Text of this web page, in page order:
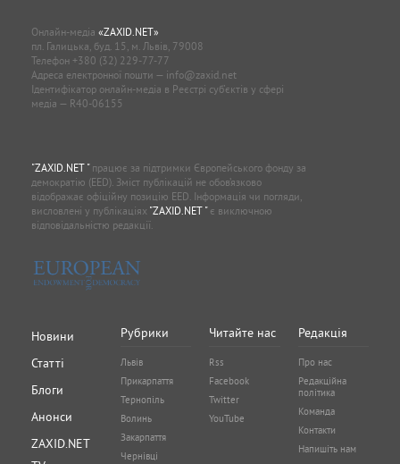
Онлайн-медіа «ZAXID.NET»
пл. Галицька, буд. 15, м. Львів, 79008
Телефон +380 (32) 229-77-77
Адреса електронної пошти — info@zaxid.net
Ідентифікатор онлайн-медіа в Реєстрі суб'єктів у сфері
медіа — R40-06155
"ZAXID.NET "працює за підтримки Європейського фонду за
демократію (EED). Зміст публікацій не обов’язково
відображає офіційну позицію EED. Інформація чи погляди,
висловлені у публікаціях "ZAXID.NET "є виключною
відповідальністю редакції.
Новини
Статті
Блоги
Анонси
ZAXID.NET
Рубрики
Львів
Прикарпаття
Тернопіль
Волинь
Закарпаття
Чернівці
Читайте нас
Rss
Facebook
Twitter
YouTube
Редакція
Про нас
Редакційна
політика
Команда
Контакти
Напишіть нам